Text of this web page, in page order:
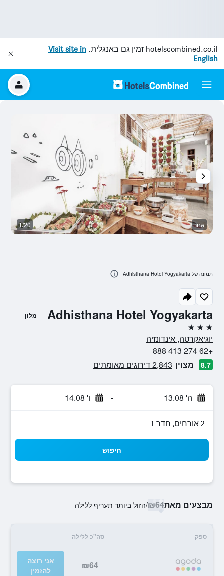
hotelscombined.co.il זמין גם באנגלית. Visit site in
English
Adhisthana Hotel Yogyakarta מלון
3 כוכבים
יוגיאקרטה, אינדונזיה
+62 274 413 888
8.7 מצוין 2,843 דירוגים מאומתים
ה' 13.08 - ו' 14.08
2 אורחים, חדר 1
חיפוש
מבצעים מאת₪64
/הזול ביותר תעריף ללילה
ספק סה"כ ללילה
₪64
אני רוצה
להזמין
אחר 1/20
תמונה של Adhisthana Hotel Yogyakarta